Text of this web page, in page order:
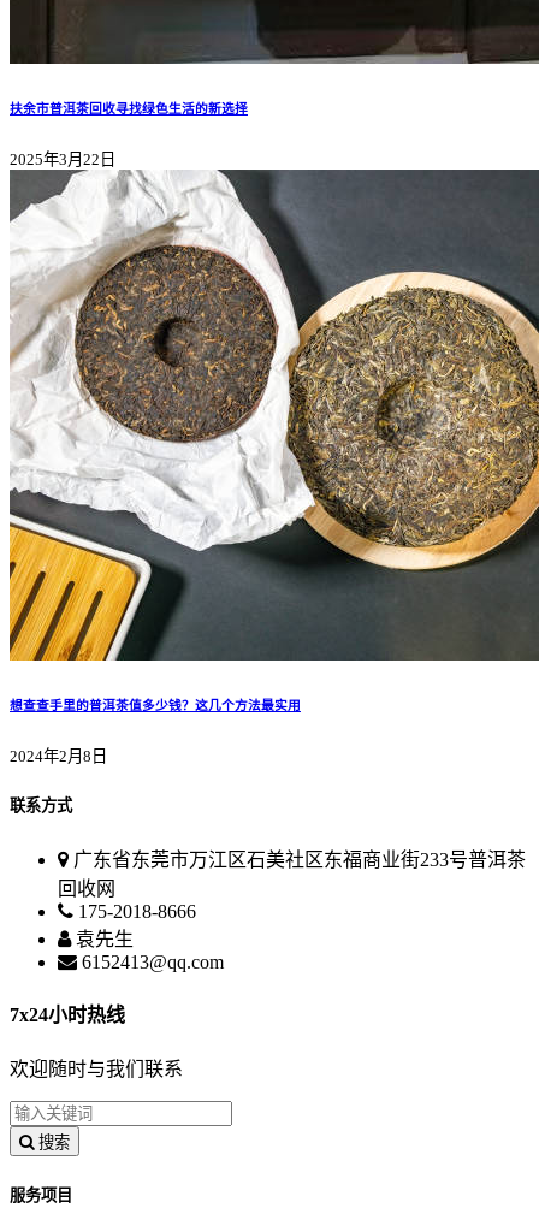
扶余市普洱茶回收寻找绿色生活的新选择
2025年3月22日
想查查手里的普洱茶值多少钱？这几个方法最实用
2024年2月8日
联系方式
广东省东莞市万江区石美社区东福商业街233号普洱茶
回收网
175-2018-8666
袁先生
6152413@qq.com
7x24小时热线
欢迎随时与我们联系
搜索
服务项目